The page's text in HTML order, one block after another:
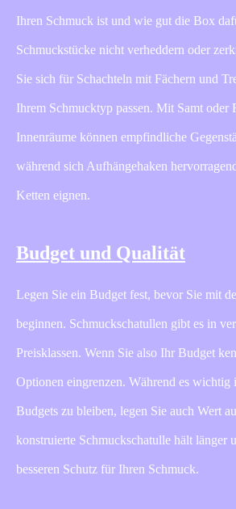
Ihren Schmuck ist und wie gut die Box
Schmuckstücke nicht verheddern oder
Sie sich für Schachteln mit Fächern und
Ihrem Schmucktyp passen. Mit Samt oder
Innenräume können empfindliche
während sich Aufhängehaken
Ketten eignen.
Budget und Qualität
Legen Sie ein Budget fest, bevor Sie mit
beginnen. Schmuckschatullen gibt es in
Preisklassen. Wenn Sie also Ihr Budget
Optionen eingrenzen. Während es wichtig
Budgets zu bleiben, legen Sie auch Wert
konstruierte Schmuckschatulle hält länger
besseren Schutz für Ihren Schmuck.